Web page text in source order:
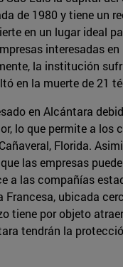
de 1980 y tiene un
en un lugar ideal
interesadas
la institución
en la muerte de 21
en Alcántara
lo que permite a
Florida.
las empresas
a las compañías
Francesa, ubicada
tiene por objeto
tendrán la